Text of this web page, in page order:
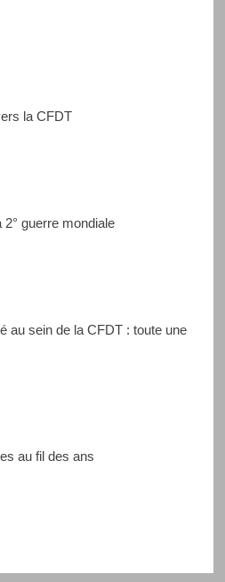
la CFDT
guerre mondiale
au sein de la CFDT : toute une
au fil des ans